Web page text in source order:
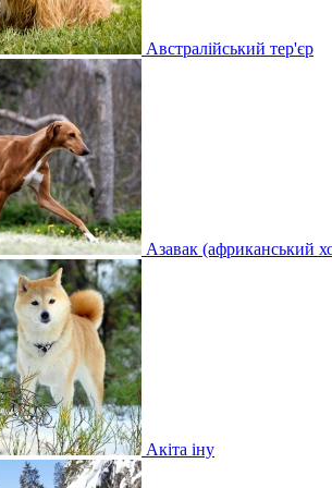
Австралійський тер'єр
Азавак (африканський
Акіта іну